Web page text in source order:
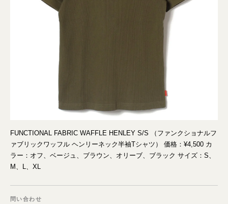
FUNCTIONAL FABRIC WAFFLE HENLEY S/S （ファンクショナルフ
ァブリックワッフル ヘンリーネック半袖Tシャツ） 価格：¥4,500 カ
ラー：オフ、ベージュ、ブラウン、オリーブ、ブラック サイズ：S、
M、L、XL
問い合わせ